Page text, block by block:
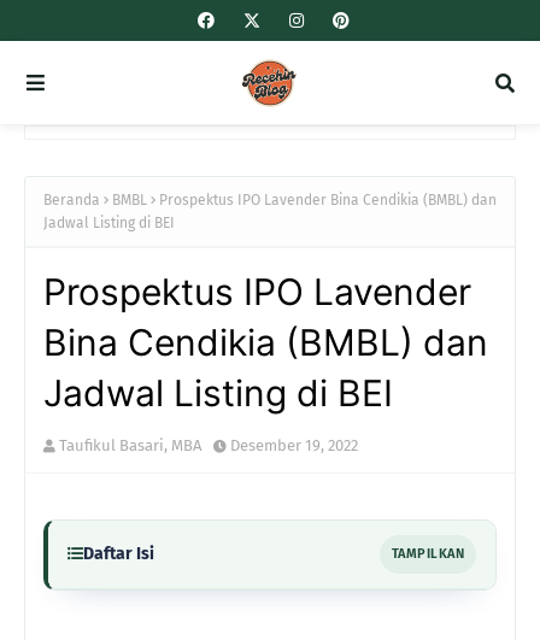
Beranda BMBL
Prospektus IPO Lavender Bina Cendikia (BMBL) dan
Jadwal Listing di BEI
Prospektus IPO Lavender
Bina Cendikia (BMBL) dan
Jadwal Listing di BEI
Taufikul Basari, MBA Desember 19, 2022
Daftar Isi TAMPILKAN